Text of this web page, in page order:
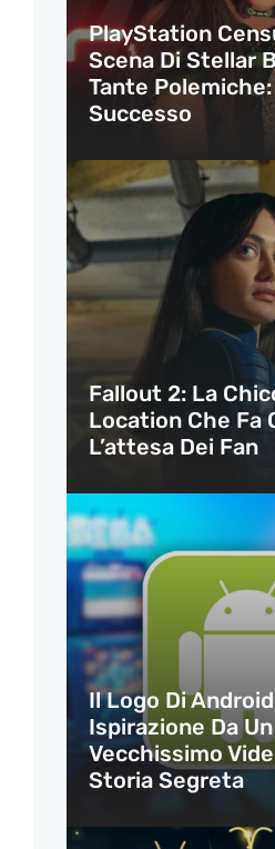
PlayStation
Scena Di Stellar
Tante Polemiche:
Successo
Fallout 2: La
Location Che Fa
L’attesa Dei Fan
Il Logo Di
Ispirazione Da Un
Vecchissimo
Storia Segreta